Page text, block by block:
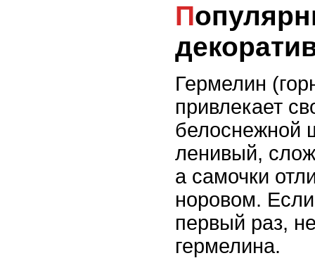
Популярные породы
Гермелин
привлекает
белоснежной
ленивый,
а самочки
норовом.
первый раз,
гермелина.